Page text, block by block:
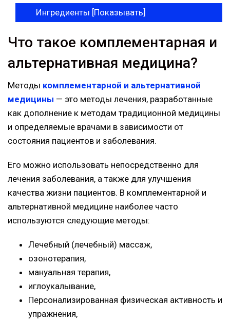
Ингредиенты [Показывать]
Что такое комплементарная и
альтернативная медицина?
Методы комплементарной и альтернативной
медицины — это методы лечения, разработанные
как дополнение к методам традиционной медицины
и определяемые врачами в зависимости от
состояния пациентов и заболевания.
Его можно использовать непосредственно для
лечения заболевания, а также для улучшения
качества жизни пациентов. В комплементарной и
альтернативной медицине наиболее часто
используются следующие методы:
Лечебный (лечебный) массаж,
озонотерапия,
мануальная терапия,
иглоукалывание,
Персонализированная физическая активность и
упражнения,